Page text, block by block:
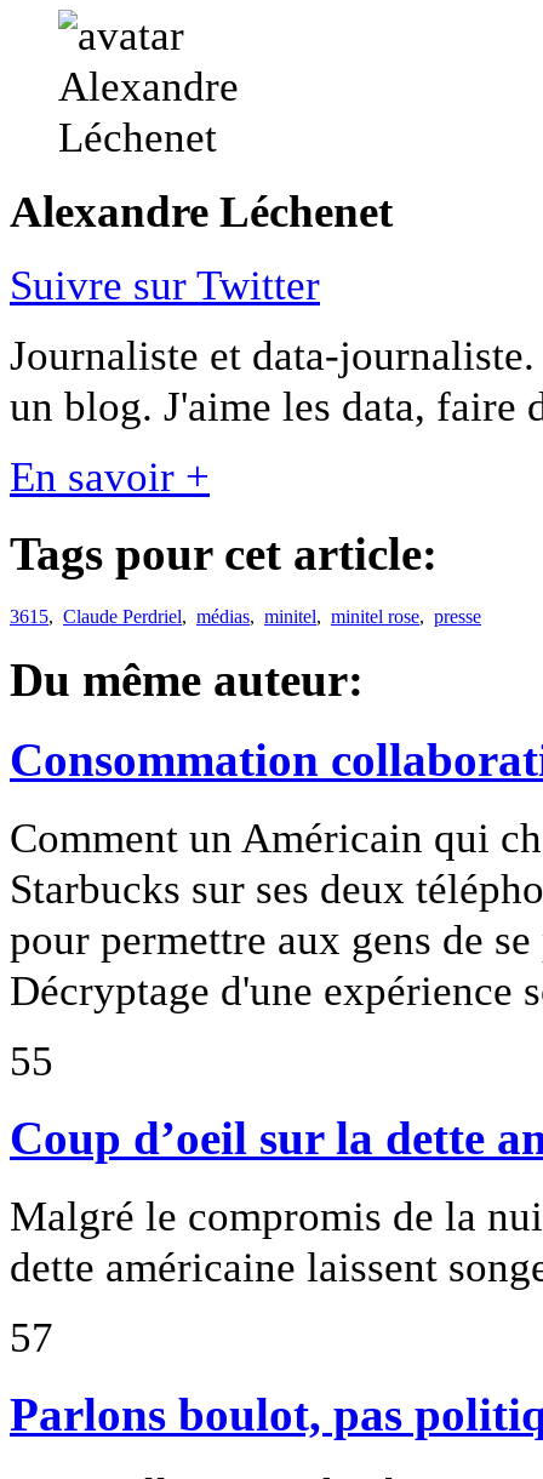
Alexandre Léchenet
Suivre sur Twitter
Journaliste et data-
un blog. J'aime les data, faire
En savoir +
Tags pour cet article:
3615, Claude Perdriel, médias, minitel, minitel rose, presse
Du même auteur:
Consommation
Comment un Américain qui
Starbucks sur ses deux
pour permettre aux gens de
Décryptage d'une expérience
55
Coup d’oeil sur la dette
Malgré le compromis de la
dette américaine laissent
57
Parlons boulot, pas